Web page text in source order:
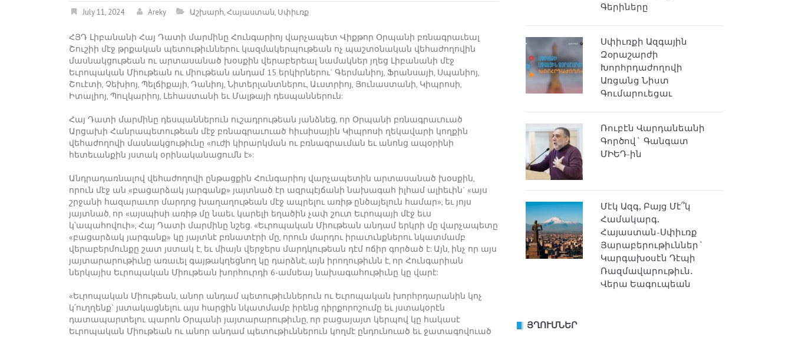
July 11, 2024 Areky Աշխարհ,Հայաստան, Սփիւռք
ՀՅԴ Լիբանանի Հայ Դատի մարմինը Հունգարիոյ վարչապետ Վիքթոր Օրպանի բռնագրաւեալ
Շուշիի մէջ թրքական պետութիւններու կազմակերպութեան ոչ պաշտօնական վեհաժողովին
մասնակցութեան ու արտասանած խօսքին վերաբերեալ նամակներ յղեց Լիբանանի մէջ
Եւրոպական Միութեան ու միութեան անդամ 15 երկիրներու` Գերմանիոյ, Ֆրանսայի, Սպանիոյ,
Շուէտի, Չեխիոյ, Պելճիքայի, Դանիոյ, Նիտերլանտներու, Աւստրիոյ, Յունաստանի, Կիպրոսի,
Իտալիոյ, Պուլկարիոյ, Լեհաստանի եւ Մալթայի դեսպաններուն:
Հայ Դատի մարմինը դեսպաններուն ուշադրութեան յանձնեց, որ Օրպանի բռնագրաւուած
Արցախի Հանրապետութեան մէջ բռնագրաւուած հիւսիսային Կիպրոսի ղեկավարի կողքին
վեհաժողովի մասնակցութիւնը «ուժի կիրարկման ու բռնագրաւման եւ անոնց ապօրինի
հետեւանքին յստակ օրինականացումն է»:
Անդրադառնալով վեհաժողովի ընթացքին Հունգարիոյ վարչապետին արտասանած խօսքին,
որուն մէջ ան «բացարձակ յարգանք» յայտնած էր ազրպէյճանի նախագահ իլհամ ալիեւին` «այս
շրջանի հազարաւոր մարդոց խաղաղութեան մէջ ապրելու առիթ ընծայելուն համար», եւ յոյս
յայտնած, որ «այսպիսի առիթ մը նաեւ կարելի եղածին չափ շուտ Եւրոպայի մէջ եւս
կ՝ապահովուի», Հայ Դատի մարմինը նշեց. «Եւրոպական Միութեան անդամ երկրի մը վարչապետը
«բացարձակ յարգանք» կը յայտնէ բռնատէրի մը, որուն մարդու իրաւունքներու նկատմամբ
վերաբերմունքը շատ յստակ է, եւ միայն վերջերս մարդկութեան դէմ ոճիր գործած է: Այն, ինչ որ այս
յայտարարութիւնը առաւել գայթակղեցնող կը դարձնէ, այն իրողութիւնն է, որ Հունգարիան
ներկայիս Եւրոպական Միութեան խորհուրդի 6-ամսեայ նախագահութիւնը կը վարէ:
«Եւրոպական Միութեան, անոր անդամ պետութիւններուն ու Եւրոպական խորհրդարանին կոչ
կ՛ուղղենք` յստակացնելու այս հարցին նկատմամբ իրենց դիրքորոշումը եւ յստակօրէն
դատապարտելու պարոն Օրպանի յայտարարութիւնը, որ բացայայտ կերպով կը հակասէ
Եւրոպական Միութեան ու անոր անդամ պետութիւններուն կողմէ ընդունուած եւ ջատագովուած
Գերիները
Սփիւռքի Ազգային
Զօրաշարժի
Խորհրդաժողովի
Առցանց Նիստ
Գումարուեցաւ
Ռուբէն Վարդանեանի
Գործով` Գանգատ
ՄԻԵԴ-ին
Մէկ Ազգ, Բայց Մէ՞կ
Համակարգ.
Հայաստան-Սփիւռք
Յարաբերութիւններ`
Կարգախօսէն Դէպի
Ռազմավարութիւն․
Վերա Եագուպեան
ՅՂՈՒՄՆԵՐ